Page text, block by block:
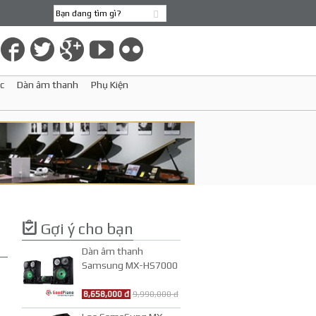
Dàn âm thanh
Phụ Kiện
Gợi ý cho bạn
Dàn âm thanh
Samsung MX-HS7000
8,658,000 đ 9,990,000 đ